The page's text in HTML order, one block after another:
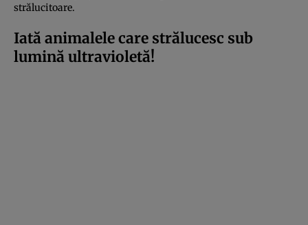
strălucitoare.
Iată animalele care strălucesc sub
lumină ultravioletă!